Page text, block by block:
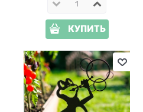
КУПИТЬ